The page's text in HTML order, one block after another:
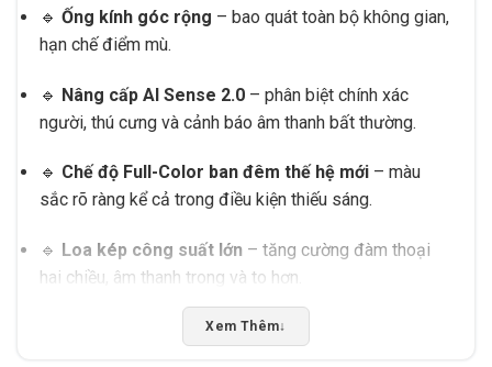
🔹 Ống kính góc rộng – bao quát toàn bộ không gian,
hạn chế điểm mù.
🔹 Nâng cấp AI Sense 2.0 – phân biệt chính xác
người, thú cưng và cảnh báo âm thanh bất thường.
🔹 Chế độ Full-Color ban đêm thế hệ mới – màu
sắc rõ ràng kể cả trong điều kiện thiếu sáng.
🔹 Loa kép công suất lớn – tăng cường đàm thoại
hai chiều, âm thanh trong và to hơn.
Xem Thêm↓